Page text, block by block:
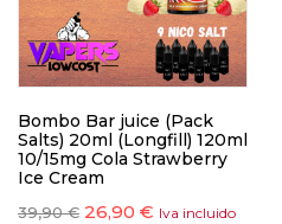
Bombo Bar juice (Pack
Salts) 20ml (Longfill) 120ml
10/15mg Cola Strawberry
Ice Cream
39,90€ 26,90 € Iva incluido